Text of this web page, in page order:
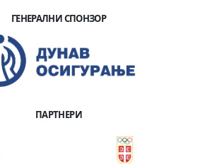
ГЕНЕРАЛНИ СПОНЗОР
ПАРТНЕРИ